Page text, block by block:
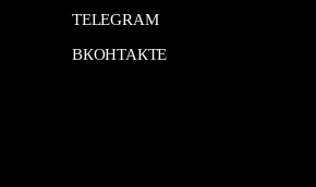
TELEGRAM
ВКОНТАКТЕ